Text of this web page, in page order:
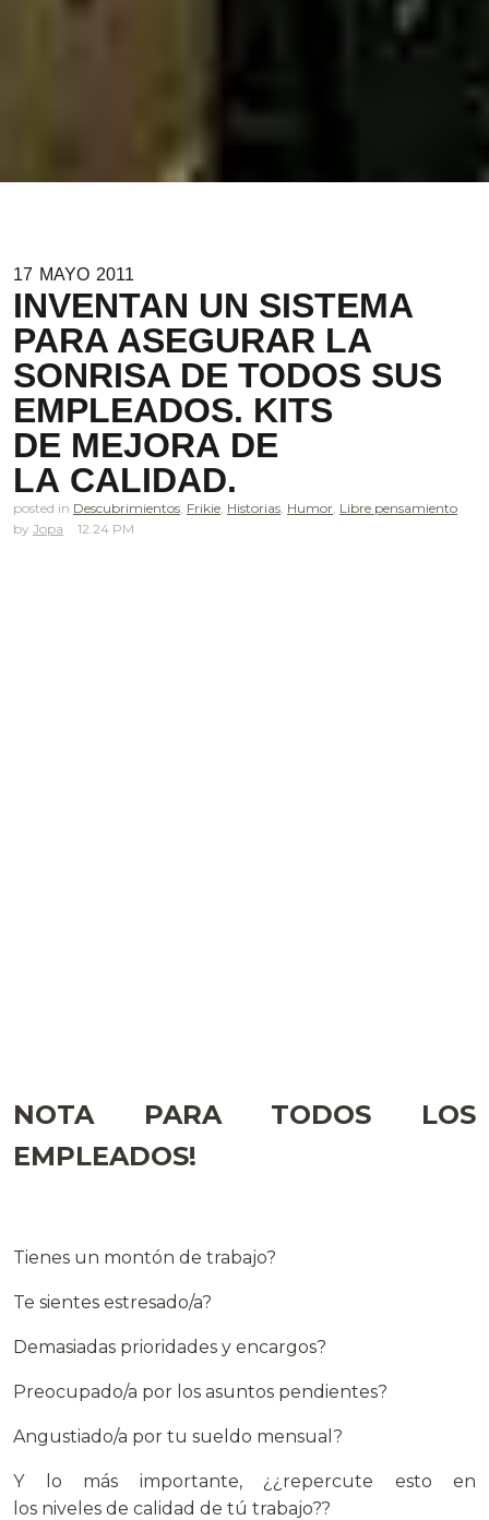
17 MAYO 2011
INVENTAN UN SISTEMA
PARA ASEGURAR LA
SONRISA DE TODOS SUS
EMPLEADOS. KITS
DE MEJORA DE
LA CALIDAD.
posted in Descubrimientos, Frikie, Historias, Humor, Libre pensamiento
Jopa
12.24 PM
NOTA PARA TODOS LOS
EMPLEADOS!
Tienes un montón de trabajo?
Te sientes estresado/a?
Demasiadas prioridades y encargos?
Preocupado/a por los asuntos pendientes?
Angustiado/a por tu sueldo mensual?
Y lo más importante, ¿¿repercute esto en
los niveles de calidad de tú trabajo??